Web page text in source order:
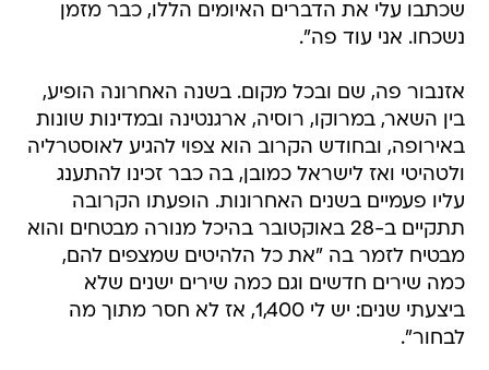
שכתבו עלי את הדברים האיומים הללו, כבר מזמן
נשכחו. אני עוד פה".
אזנבור פה, שם ובכל מקום. בשנה האחרונה הופיע,
בין השאר, במרוקו, רוסיה, ארגנטינה ובמדינות שונות
באירופה, ובחודש הקרוב הוא צפוי להגיע לאוסטרליה
ולטהיטי ואז לישראל כמובן, בה כבר זכינו להתענג
עליו פעמיים בשנים האחרונות. הופעתו הקרובה
תתקיים ב-28 באוקטובר בהיכל מנורה מבטחים והוא
מבטיח לזמר בה "את כל הלהיטים שמצפים להם,
כמה שירים חדשים וגם כמה שירים ישנים שלא
ביצעתי שנים: יש לי 1,400, אז לא חסר מתוך מה
לבחור".